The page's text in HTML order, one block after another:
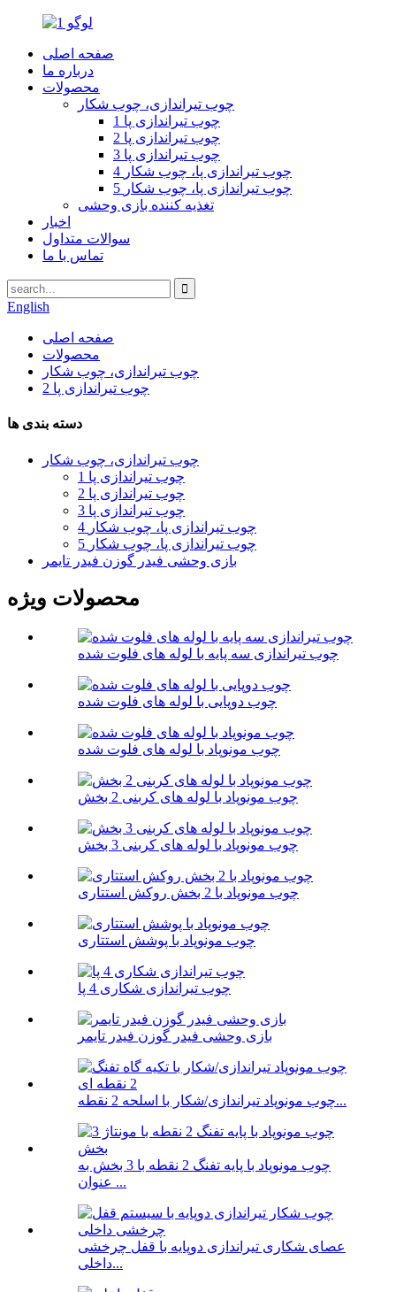
صفحه اصلی
درباره ما
محصولات
چوب تیراندازی، چوب شکار
1 چوب تیراندازی پا
2 چوب تیراندازی پا
3 چوب تیراندازی پا
4 چوب تیراندازی پا، چوب شکار
5 چوب تیراندازی پا، چوب شکار
تغذیه کننده بازی وحشی
اخبار
سوالات متداول
تماس با ما
English
صفحه اصلی
محصولات
چوب تیراندازی، چوب شکار
2 چوب تیراندازی پا
دسته بندی ها
چوب تیراندازی، چوب شکار
1 چوب تیراندازی پا
2 چوب تیراندازی پا
3 چوب تیراندازی پا
4 چوب تیراندازی پا، چوب شکار
5 چوب تیراندازی پا، چوب شکار
بازی وحشی فیدر گوزن فیدر تایمر
محصولات ویژه
چوب تیراندازی سه پایه با لوله های فلوت شده
چوب دوپایی با لوله های فلوت شده
چوب مونوپاد با لوله های فلوت شده
چوب مونوپاد با لوله های کربنی 2 بخش
چوب مونوپاد با لوله های کربنی 3 بخش
چوب مونوپاد با 2 بخش روکش استتاری
چوب مونوپاد با پوشش استتاری
چوب تیراندازی شکاری 4 پا
بازی وحشی فیدر گوزن فیدر تایمر
چوب مونوپاد تیراندازی/شکار با اسلحه 2 نقطه...
چوب مونوپاد با پایه تفنگ 2 نقطه با 3 بخش به
عنوان ...
عصای شکاری تیراندازی دوپایه با قفل چرخشی
داخلی...